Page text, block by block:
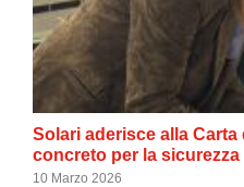
Solari aderisce alla
concreto per la
10 Marzo 2026